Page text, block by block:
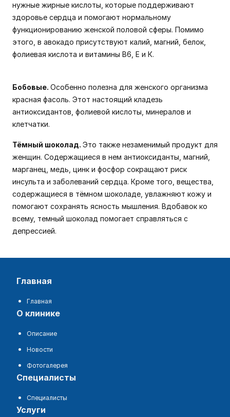
нужные жирные кислоты, которые поддерживают
здоровье сердца и помогают нормальному
функционированию женской половой сферы. Помимо
этого, в авокадо присутствуют калий, магний, белок,
фолиевая кислота и витамины В6, Е и К.
Бобовые. Особенно полезна для женского организма
красная фасоль. Этот настоящий кладезь
антиоксидантов, фолиевой кислоты, минералов и
клетчатки.
Тёмный шоколад. Это также незаменимый продукт для
женщин. Содержащиеся в нем антиоксиданты, магний,
марганец, медь, цинк и фосфор сокращают риск
инсульта и заболеваний сердца. Кроме того, вещества,
содержащиеся в тёмном шоколаде, увлажняют кожу и
помогают сохранять ясность мышления. Вдобавок ко
всему, темный шоколад помогает справляться с
депрессией.
главная
Главная
о клинике
Описание
Новости
Фотогалерея
специалисты
Специалисты
услуги